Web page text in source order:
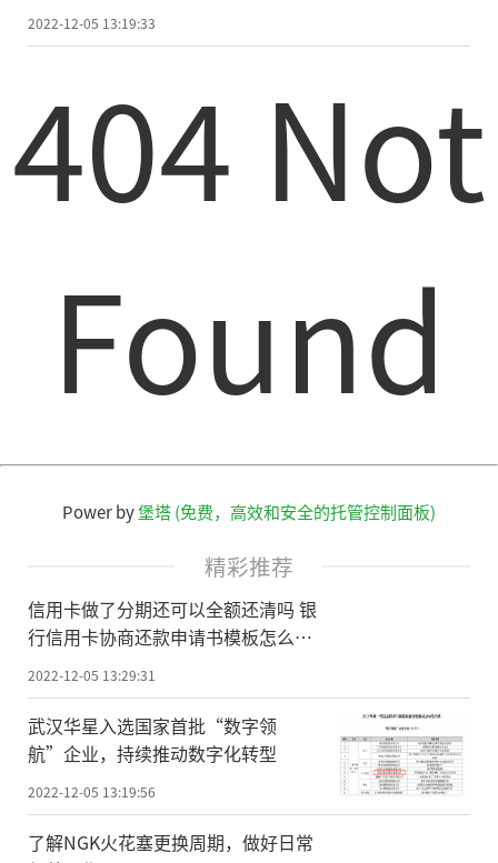
2022-12-05 13:19:33
404 Not
Found
Power by堡塔 (免费，高效和安全的托管控制面板)
精彩推荐
信用卡做了分期还可以全额还清吗 银
行信用卡协商还款申请书模板怎么
写？
2022-12-05 13:29:31
武汉华星入选国家首批“数字领
航”企业，持续推动数字化转型
2022-12-05 13:19:56
了解NGK火花塞更换周期，做好日常